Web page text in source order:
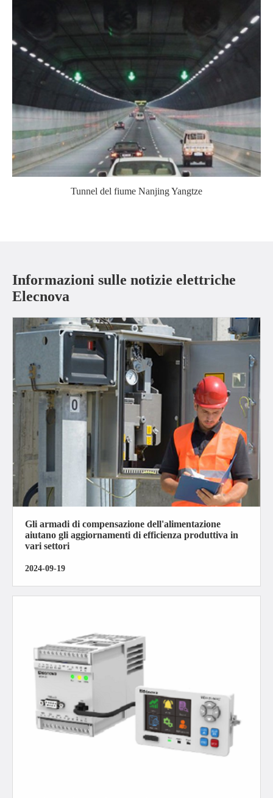
Tunnel del fiume Nanjing Yangtze
Informazioni sulle notizie elettriche
Elecnova
Gli armadi di compensazione dell'alimentazione
aiutano gli aggiornamenti di efficienza produttiva in
vari settori
2024-09-19